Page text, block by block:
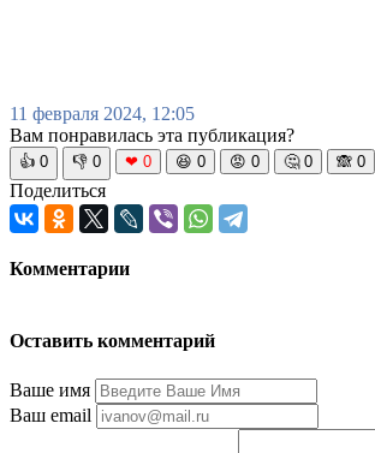
11 февраля 2024, 12:05
Вам понравилась эта публикация?
👍 0 👎 0 ❤ 0 😆 0 😡 0 🤔 0 🙈 0
Поделиться
Комментарии
Оставить комментарий
Ваше имя
Ваш email